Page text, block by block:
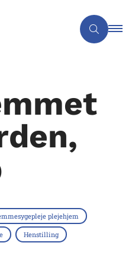
plejehjem
Henstilling